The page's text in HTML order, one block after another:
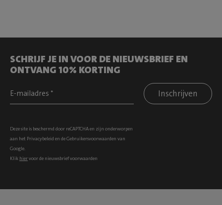
SCHRIJF JE IN VOOR DE NIEUWSBRIEF EN
ONTVANG 10% KORTING
Inschrijven
Deze site is beschermd door reCAPTCHA en zijn onderworpen
aan het Privacybeleid en deGebruikersvoorwaarden van
Google.
Klik hiervoor de nieuwsbrief voorwaarden